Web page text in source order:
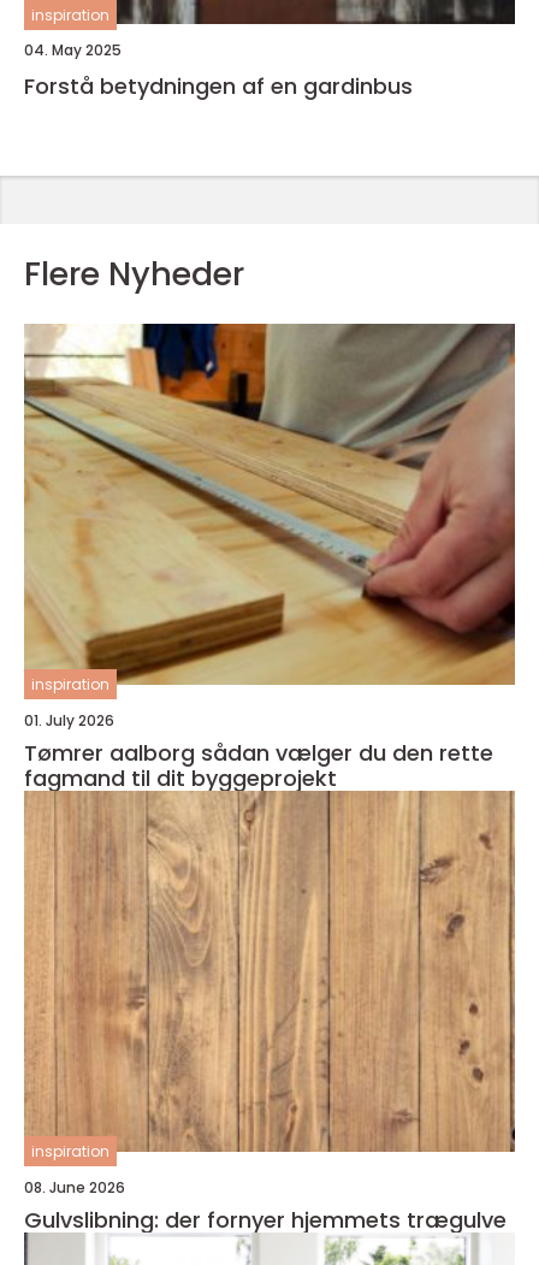
inspiration
04. May 2025
Forstå betydningen af en gardinbus
Flere Nyheder
inspiration
01. July 2026
Tømrer aalborg sådan vælger du den rette
fagmand til dit byggeprojekt
inspiration
08. June 2026
Gulvslibning: der fornyer hjemmets trægulve